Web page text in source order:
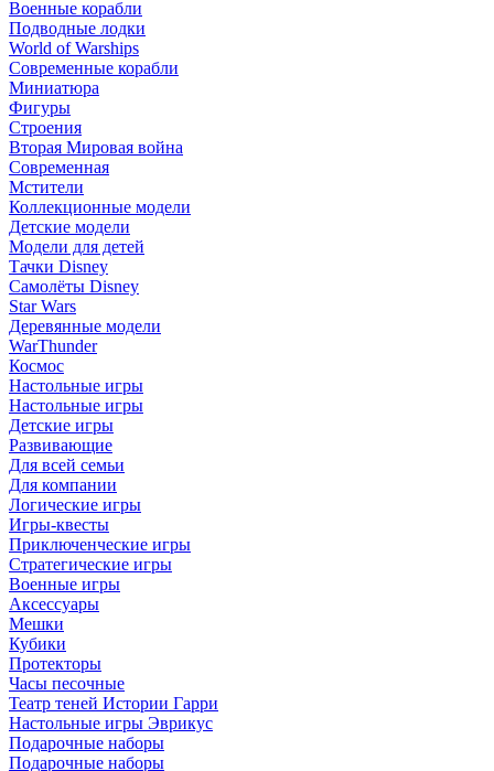
Военные корабли
Подводные лодки
World of Warships
Современные корабли
Миниатюра
Фигуры
Строения
Вторая Мировая война
Современная
Мстители
Коллекционные модели
Детские модели
Модели для детей
Тачки Disney
Самолёты Disney
Star Wars
Деревянные модели
WarThunder
Космос
Настольные игры
Настольные игры
Детские игры
Развивающие
Для всей семьи
Для компании
Логические игры
Игры-квесты
Приключенческие игры
Стратегические игры
Военные игры
Аксессуары
Мешки
Кубики
Протекторы
Часы песочные
Театр теней Истории Гарри
Настольные игры Эврикус
Подарочные наборы
Подарочные наборы